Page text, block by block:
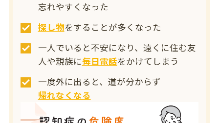
忘れやすくなった
探し物をすることが多くなった
一人でいると不安になり、遠くに住む友
人や親族に毎日電話をかけてしまう
一度外に出ると、道が分からず
帰れなくなる